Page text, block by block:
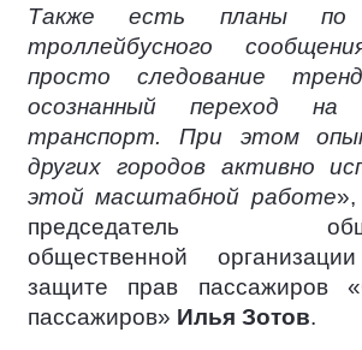
Также есть планы по
троллейбусного
просто следование
осознанный переход на
транспорт. При этом
других городов активно
этой масштабной работе
председатель
общественной
защите прав пассажиров
пассажиров» Илья Зотов.